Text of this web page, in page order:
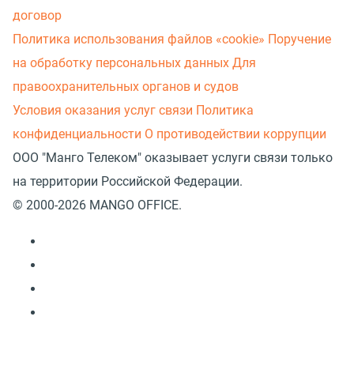
договор
Политика использования файлов «cookie» Поручение
на обработку персональных данных Для
правоохранительных органов и судов
Условия оказания услуг связи Политика
конфиденциальности О противодействии коррупции
ООО "Манго Телеком" оказывает услуги связи только
на территории Российской Федерации.
© 2000-2026 MANGO OFFICE.